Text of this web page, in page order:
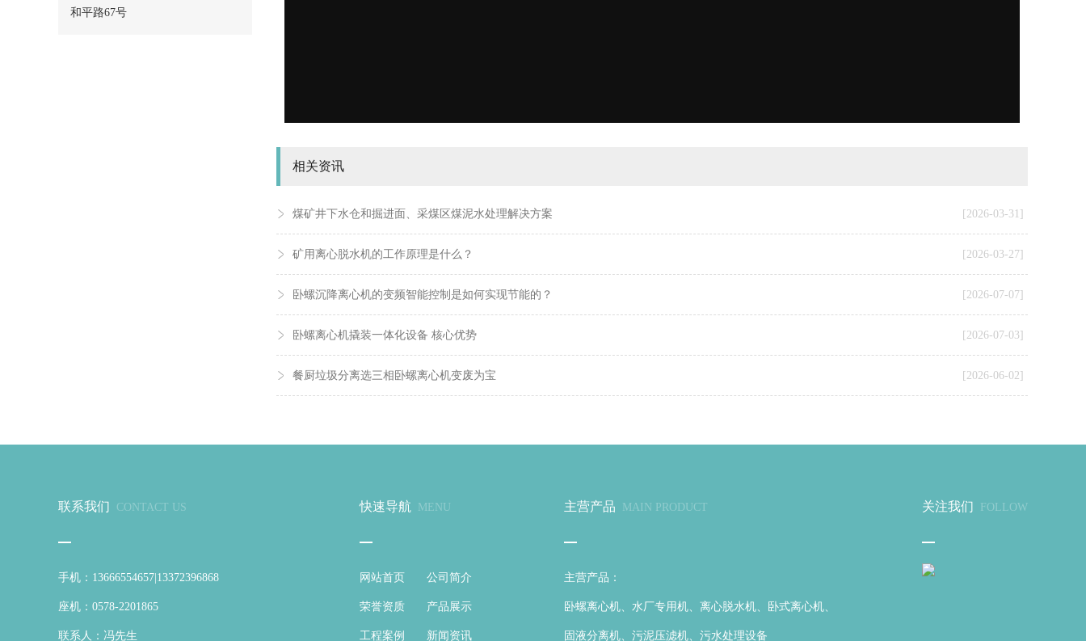
和平路67号
相关资讯
[2026-03-31]
煤矿井下水仓和掘进面、采煤区煤泥水处理解决方案
[2026-03-27]
矿用离心脱水机的工作原理是什么？
[2026-07-07]
卧螺沉降离心机的变频智能控制是如何实现节能的？
[2026-07-03]
卧螺离心机撬装一体化设备 核心优势
[2026-06-02]
餐厨垃圾分离选三相卧螺离心机变废为宝
联系我们 CONTACT US
手机：13666554657|13372396868
座机：0578-2201865
联系人：冯先生
快速导航 MENU
网站首页 公司简介
荣誉资质 产品展示
工程案例 新闻资讯
主营产品 MAIN PRODUCT
主营产品：
卧螺离心机、水厂专用机、离心脱水机、卧式离心机、
固液分离机、污泥压滤机、污水处理设备
关注我们 FOLLOW